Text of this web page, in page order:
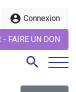
account_circle Connexion
- FAIRE UN DON
search